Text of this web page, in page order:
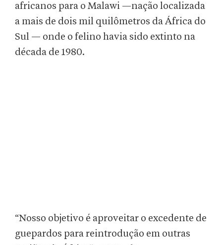
africanos para o Malawi —nação localizada
a mais de dois mil quilômetros da África do
Sul — onde o felino havia sido extinto na
década de 1980.
“Nosso objetivo é aproveitar o excedente de
guepardos para reintrodução em outras